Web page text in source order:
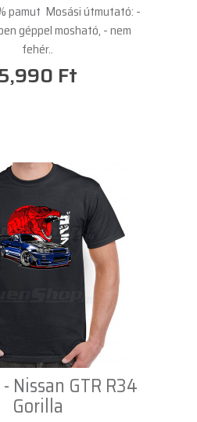
pamut Mosási útmutató: -
géppel mosható, - nem
fehér..
5,990 Ft
Nissan GTR R34
Gorilla